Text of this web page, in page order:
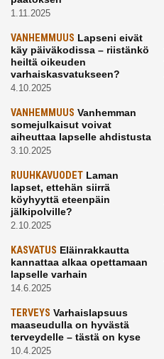
1.11.2025
VANHEMMUUS Lapseni eivät
käy päiväkodissa – riistänkö
heiltä oikeuden
varhaiskasvatukseen?
4.10.2025
VANHEMMUUS Vanhemman
somejulkaisut voivat
aiheuttaa lapselle ahdistusta
3.10.2025
RUUHKAVUODET Laman
lapset, ettehän siirrä
köyhyyttä eteenpäin
jälkipolville?
2.10.2025
KASVATUS Eläinrakkautta
kannattaa alkaa opettamaan
lapselle varhain
14.6.2025
TERVEYS Varhaislapsuus
maaseudulla on hyvästä
terveydelle – tästä on kyse
10.4.2025